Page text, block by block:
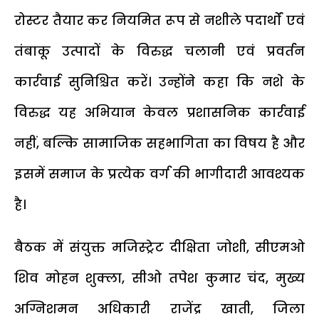
रोस्टर तैयार कर नियमित रूप से नशीले पदार्थों एवं
तंबाकू उत्पादों के विरुद्ध चलानी एवं प्रवर्तन
कार्रवाई सुनिश्चित करें। उन्होंने कहा कि नशे के
विरुद्ध यह अभियान केवल प्रशासनिक कार्रवाई
नहीं, बल्कि सामाजिक सहभागिता का विषय है और
इसमें समाज के प्रत्येक वर्ग की भागीदारी आवश्यक
है।
बैठक में संयुक्त मजिस्ट्रेट दीक्षिता जोशी, सीएमओ
शिव मोहन शुक्ला, सीओ तपेश कुमार चंद, मुख्य
अग्निशमन अधिकारी राजेंद्र खाती, जिला